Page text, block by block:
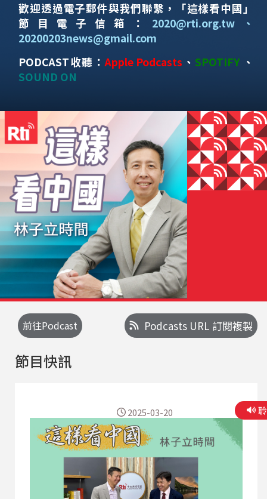
歡迎透過電子郵件與我們聯繫，「這樣看中國」
節目電子信箱： 2020@rti.org.tw、
20200203news@gmail.com
PODCAST收聽：Apple Podcasts 、 SPOTIFY、
SOUND ON
前往Podcast Podcasts URL 訂閱複製
節目快訊
2025-03-20